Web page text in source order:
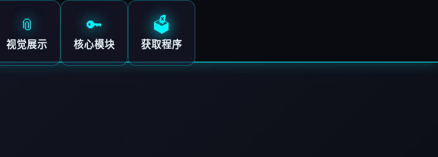
📎
视觉展示
🔑
核心模块
🗳️
获取程序